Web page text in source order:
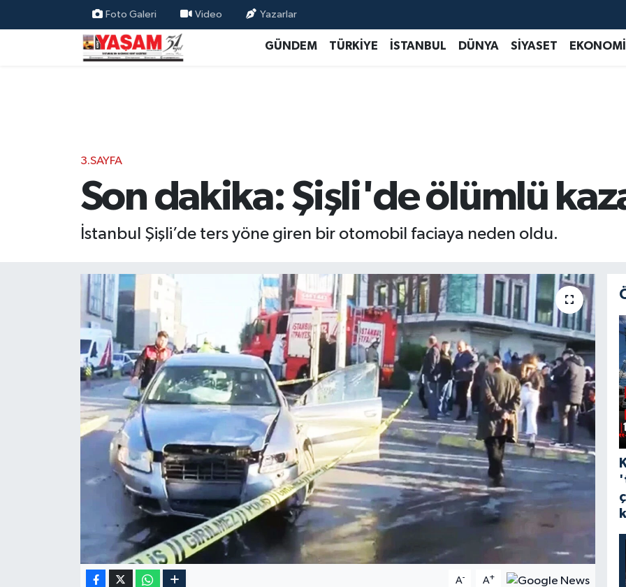
Foto Galeri Video Yazarlar
GÜNDEM TÜRKİYE İSTANBUL DÜNYA SİYASET EKONOMİ
3.SAYFA
Son dakika: Şişli'de ölümlü
İstanbul Şişli’de ters yöne giren bir otomobil faciaya neden oldu.
A- A+